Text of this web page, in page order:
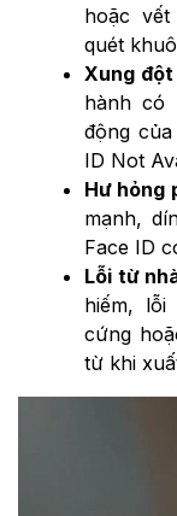
hoặc
quét
Xung đột
hành có
động
ID Not
Hư hỏng
mạnh,
Face ID
Lỗi từ
hiếm,
cứng
từ khi